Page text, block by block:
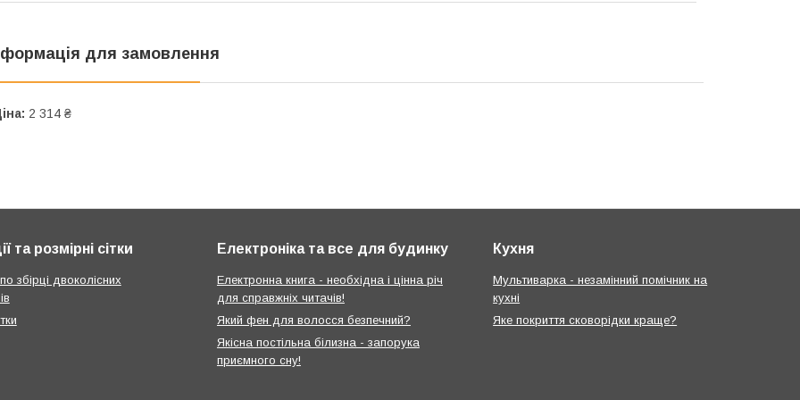
для замовлення
2 314 ₴
та розмірні сітки
збірці двоколісних
Електроніка та все для будинку
Електронна книга - необхідна і цінна річ
для справжніх читачів!
Який фен для волосся безпечний?
Якісна постільна білизна - запорука
приємного сну!
Кухня
Мультиварка - незамінний помічник на
кухні
Яке покриття сковорідки краще?